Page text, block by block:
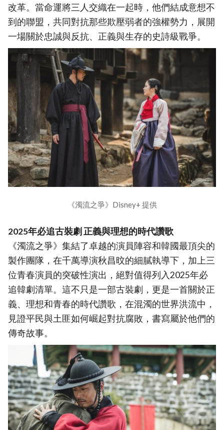
改革。當命運將三人交織在一起時，他們結成意想不
到的聯盟，共同對抗那些欺壓弱者的強權勢力，展開
一場關於忠誠與反抗、正義與生存的史詩級戰爭。
《濁流之爭》Disney+ 提供
2025年必追古裝劇 正義與理想的時代讚歌
《濁流之爭》集結了卓越的演員陣容和韓國最頂尖的
製作團隊，在千萬導演秋昌旼的細膩執導下，加上三
位青春演員的突破性演出，絕對值得列入2025年必
追韓劇清單。這不只是一部古裝劇，更是一首關於正
義、理想和青春的時代讚歌，在混濁的世界洪流中，
見證平民與土匪如何崛起對抗腐敗，書寫屬於他們的
傳奇故事。